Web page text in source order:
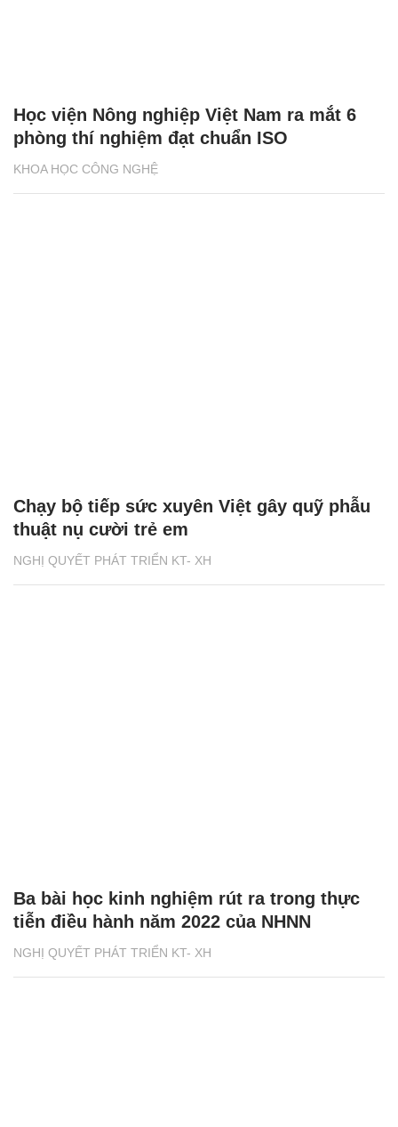
KHOA HỌC CÔNG NGHỆ
Học viện Nông nghiệp Việt Nam ra mắt 6
phòng thí nghiệm đạt chuẩn ISO
NGHỊ QUYẾT PHÁT TRIỂN KT- XH
Chạy bộ tiếp sức xuyên Việt gây quỹ phẫu
thuật nụ cười trẻ em
NGHỊ QUYẾT PHÁT TRIỂN KT- XH
Ba bài học kinh nghiệm rút ra trong thực
tiễn điều hành năm 2022 của NHNN